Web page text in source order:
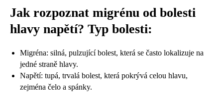
Jak rozpoznat migrénu od bolesti
hlavy napětí? Typ bolesti:
Migréna: silná, pulzující bolest, která se často lokalizuje na
jedné straně hlavy.
Napětí: tupá, trvalá bolest, která pokrývá celou hlavu,
zejména čelo a spánky.